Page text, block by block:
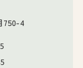
750-4